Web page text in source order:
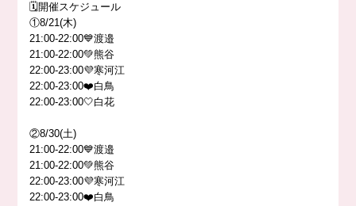
🗓開催スケジュール
①8/21(木)
21:00-22:00💙渡邉
21:00-22:00💚熊谷
22:00-23:00💜寒河江
22:00-23:00❤️白鳥
22:00-23:00🤍白花
②8/30(土)
21:00-22:00💙渡邉
21:00-22:00💚熊谷
22:00-23:00💜寒河江
22:00-23:00❤️白鳥